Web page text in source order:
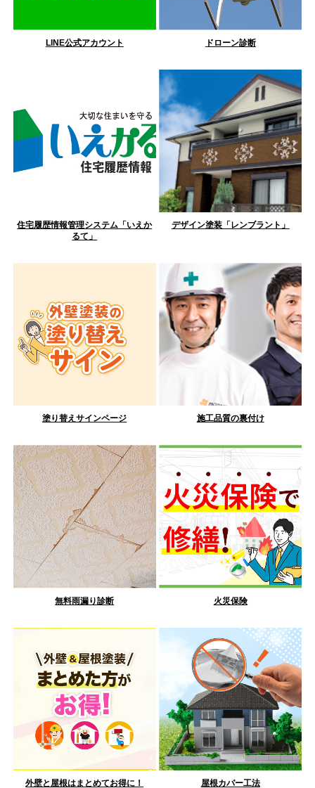
LINE公式アカウント ドローン診断
住宅履歴情報管理システム「いえか
るて」
デザイン塗装「レンブラント」
塗り替えサインページ 施工品質の裏付け
無料雨漏り診断 火災保険
外壁と屋根はまとめてお得に！ 屋根カバー工法